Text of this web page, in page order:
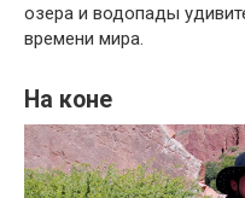
озера и водопады
времени мира.
На коне